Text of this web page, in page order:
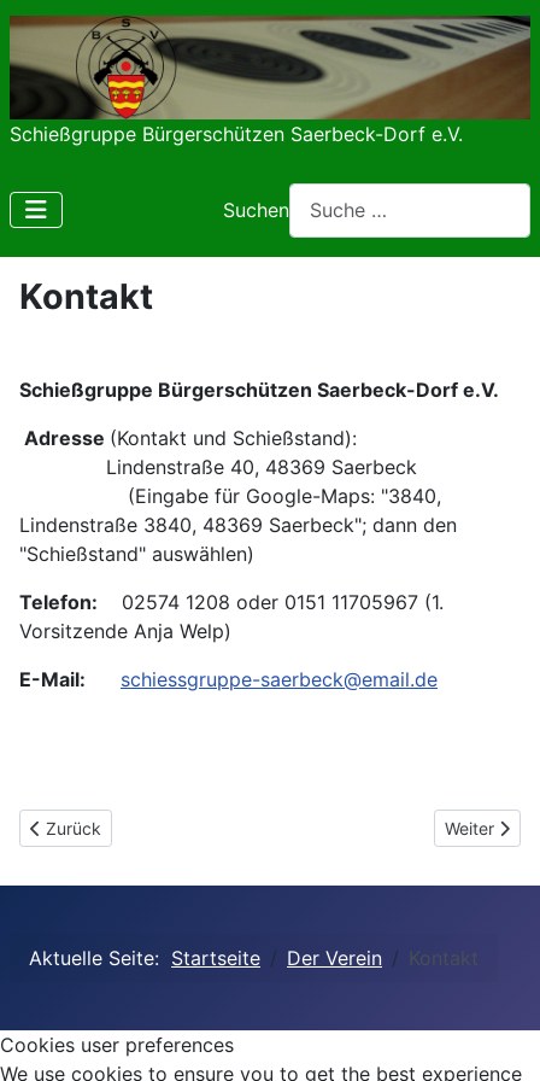
Schießgruppe Bürgerschützen Saerbeck-Dorf e.V.
Suchen
Kontakt
Schießgruppe Bürgerschützen Saerbeck-Dorf e.V.
Adresse (Kontakt und Schießstand):
Lindenstraße 40, 48369 Saerbeck
(Eingabe für Google-Maps: "3840,
Lindenstraße 3840, 48369 Saerbeck"; dann den
"Schießstand" auswählen)
Telefon: 02574 1208 oder 0151 11705967 (1.
Vorsitzende Anja Welp)
E-Mail:
schiessgruppe-saerbeck@email.de
Vorheriger Beitrag: Aufnahmeantrag
Zurück Nächster
Weiter
Aktuelle Seite: Startseite Der Verein Kontakt
Cookies user preferences
We use cookies to ensure you to get the best experience